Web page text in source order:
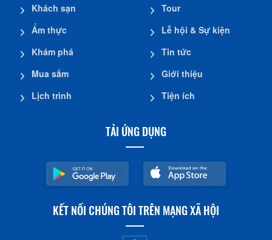
Khách sạn
Ẩm thực
Khám phá
Mua sắm
Lịch trình
Tour
Lễ hội & Sự kiện
Tin tức
Giới thiệu
Tiện ích
TẢI ỨNG DỤNG
KẾT NỐI CHÚNG TÔI TRÊN MẠNG XÃ HỘI